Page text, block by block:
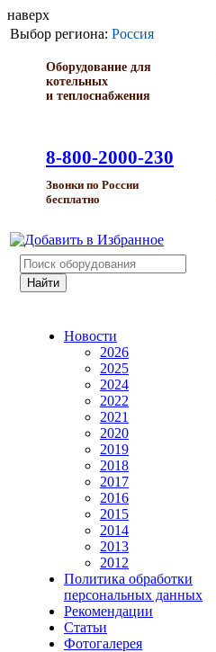
наверх
Выбор региона: Россия
Оборудование для
котельных
и теплоснабжения
8-800-2000-230
Звонки по России
бесплатно
Новости
2026
2025
2024
2022
2021
2020
2019
2018
2017
2016
2015
2014
2013
2012
Политика обработки
персональных данных
Рекомендации
Статьи
Фотогалерея